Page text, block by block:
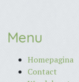
Menu
Homepagina
Contact